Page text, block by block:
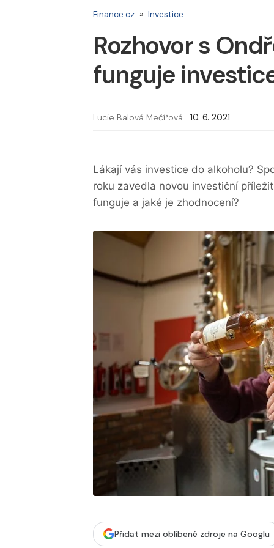
Finance.cz » Investice
Rozhovor s
funguje
Lucie Balová Mečířová 10. 6. 2021
Lákají vás investice do alkoholu?
roku zavedla novou investiční
funguje a jaké je zhodnocení?
Přidat mezi oblíbené zdroje na Googlu